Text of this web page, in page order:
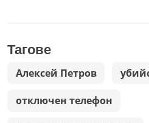
Тагове
Алексей Петров
отключен телефон